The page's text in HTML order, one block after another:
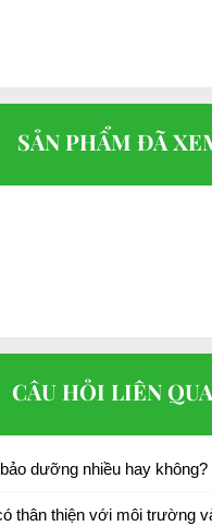
SẢN PHẨM ĐÃ
CÂU HỎI LIÊN
dưỡng nhiều hay không?
thân thiện với môi trường